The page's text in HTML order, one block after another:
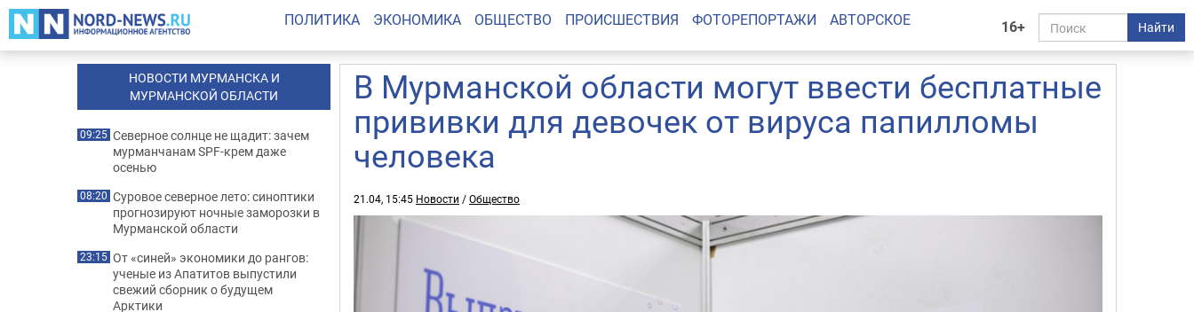
16+ Найти
ПОЛИТИКА ЭКОНОМИКА ОБЩЕСТВО ПРОИСШЕСТВИЯ ФОТОРЕПОРТАЖИ АВТОРСКОЕ
В Мурманской области могут ввести бесплатные
прививки для девочек от вируса папилломы
человека
21.04, 15:45 Новости /Общество
НОВОСТИ МУРМАНСКА И
МУРМАНСКОЙ ОБЛАСТИ
09:25 Северное солнце не щадит: зачем
мурманчанам SPF-крем даже
осенью
08:20 Суровое северное лето: синоптики
прогнозируют ночные заморозки в
Мурманской области
23:15 От «синей» экономики до рангов:
ученые из Апатитов выпустили
свежий сборник о будущем
Арктики